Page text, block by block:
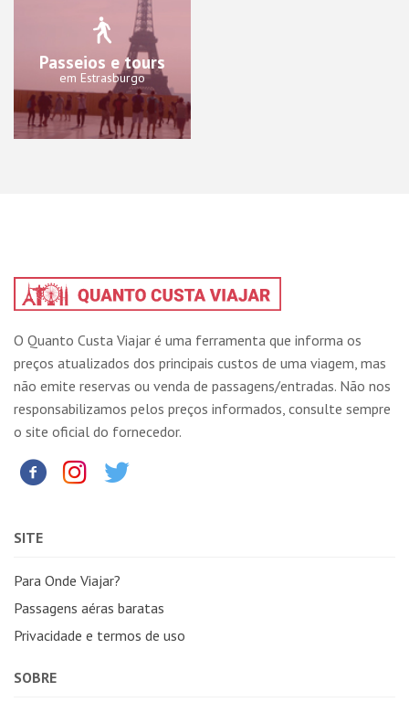
Passeios e tours
em Estrasburgo
O Quanto Custa Viajar é uma ferramenta que informa os
preços atualizados dos principais custos de uma viagem, mas
não emite reservas ou venda de passagens/entradas. Não nos
responsabilizamos pelos preços informados, consulte sempre
o site oficial do fornecedor.
SITE
Para Onde Viajar?
Passagens aéras baratas
Privacidade e termos de uso
SOBRE